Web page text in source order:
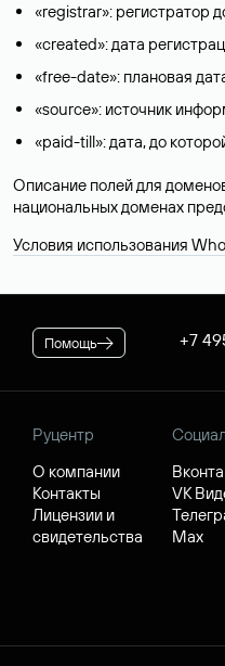
«registrar»: регистратор
«created»: дата
«free-date»: плановая
«source»: источник
«paid-till»: дата, до
Описание полей для
национальных доменах
Условия использования
Помощь +7
Руцентр
О компании
Контакты
Лицензии и
свидетельства
VK
Max